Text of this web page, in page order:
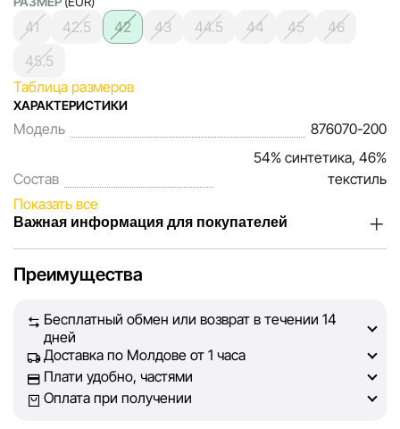
41 42.5 42 43 44.5 44 45
46
45.5
Таблица размеров
ХАРАКТЕРИСТИКИ
Модель 876070-200
Состав
54% синтетика, 46%
текстиль
Показать все
Важная информация для покупателей
наших покупателей. Каждый день мы работаем над тем,
на сайте, была максимально полной, объективной и
актуальной. Наша цель — обеспечить вас достоверной
информацией, чтобы вы смогли принять лучшее
решение о покупке.
Преимущества
Бесплатный обмен или возврат в течении 14
дней
Доставка по Молдове от 1 часа
Плати удобно, частями
Оплата при получении